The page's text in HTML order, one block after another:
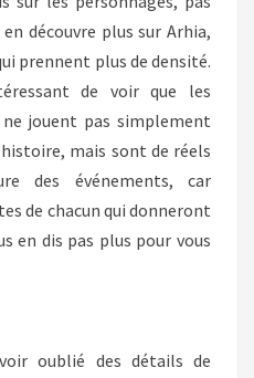
découvre plus sur Arhia,
prennent plus de densité.
de voir que les
ne jouent pas simplement
mais sont de réels
des événements, car
de chacun qui donneront
en dis pas plus pour vous
oublié des détails de